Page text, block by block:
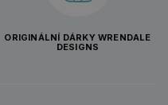
ORIGINÁLNÍ DÁRKY WRENDALE
DESIGNS